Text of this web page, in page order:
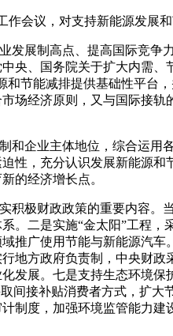
议，对支持新能源发展
展制高点、提高国际竞争
央、国务院关于扩大内需
节能减排提供基础性平
场经济原则，又与国际接
企业主体地位，综合运用
性，充分认识发展新能源
的经济增长点。
极财政政策的重要内容。
。二是实施“金太阳”工程
推广使用节能与新能源汽
地方政府负责制，中央财
发展。七是支持生态环境
间接补贴消费者方式，扩
制度，加强环境监管能力建